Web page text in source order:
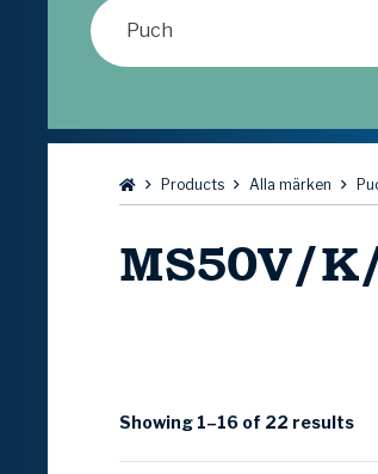
Puch
Bläddra:Products Alla märken
MS50V/
Showing 1–16 of 22 results